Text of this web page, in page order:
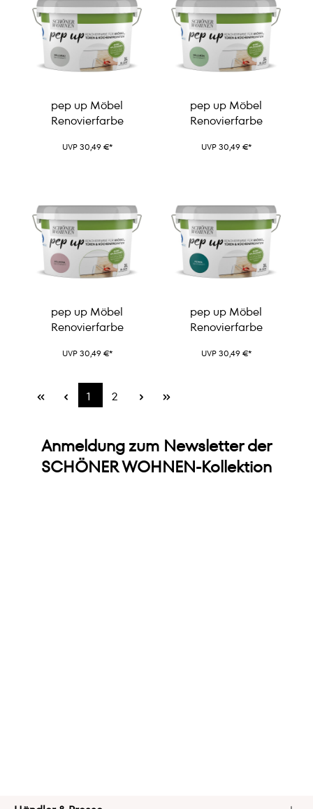
pep up Möbel
Renovierfarbe
UVP 30,49 €*
pep up Möbel
Renovierfarbe
UVP 30,49 €*
pep up Möbel
Renovierfarbe
UVP 30,49 €*
pep up Möbel
Renovierfarbe
UVP 30,49 €*
1 2
Anmeldung zum Newsletter der
SCHÖNER WOHNEN-Kollektion